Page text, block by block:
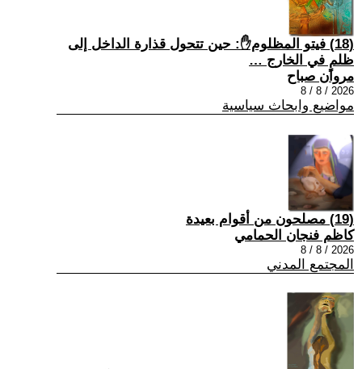
(18) فيتو المظلوم✋: حين تتحول قذارة الداخل إلى
ظلمٍ في الخارج …
مروان صباح
2026 / 8 / 8
مواضيع وابحاث سياسية
(19) مصلحون من أقوام بعيدة
كاظم فنجان الحمامي
2026 / 8 / 8
المجتمع المدني